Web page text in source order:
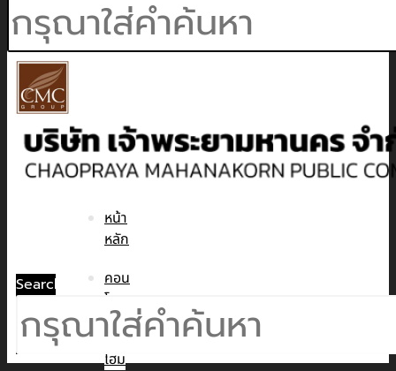
หน้า
หลัก
คอน
โด
ทาวน์
โฮม
Search